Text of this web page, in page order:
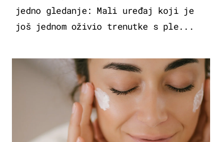
jedno gledanje: Mali uređaj koji je
još jednom oživio trenutke s ple...
MODA & LJEPOTA